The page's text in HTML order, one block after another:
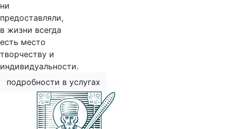
ни
предоставляли,
в жизни всегда
есть место
творчеству и
индивидуальности.
подробности в услугах